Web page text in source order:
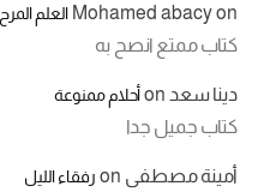
Mohamed abacyon العلم المرح
كتاب ممتع انصح به
دينا سعد onأحلام ممنوعة
كتاب جميل جدا
أمينة مصطفى on رفقاء الليل